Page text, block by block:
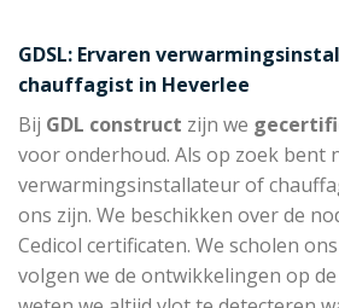
GDSL: Ervaren
chauffagist in Heverlee
Bij GDL construct zijn we
voor onderhoud. Als op zoek bent
verwarmingsinstallateur of
ons zijn. We beschikken over de
Cedicol certificaten. We scholen
volgen we de ontwikkelingen op